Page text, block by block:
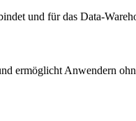
und für das Data-
ermöglicht Anwendern